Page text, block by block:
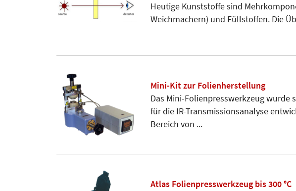
Heutige Kunststoffe sind
Weichmachern) und Füllstoffen. Die
Mini-Kit zur Folienherstellung
Das Mini-Folienpresswerkzeug
für die IR-Transmissionsanalyse
Bereich von ...
Atlas Folienpresswerkzeug bis 300 °C